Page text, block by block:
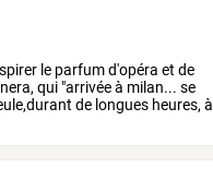
le parfumd'opéra et de
qui "arrivéeà milan... se
de longues heures, à